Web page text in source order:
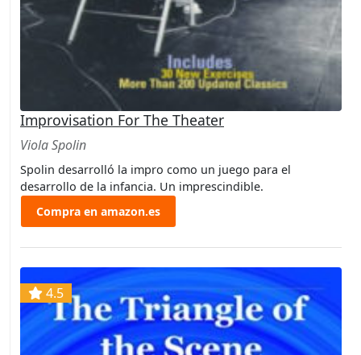
Improvisation For The Theater
Viola Spolin
Spolin desarrolló la impro como un juego para el
desarrollo de la infancia. Un imprescindible.
Compra en amazon.es
4.5